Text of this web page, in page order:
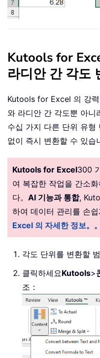
Kutools for
라디안 간 각도
Kutools for Excel 의 강
와 라디안 간 각도뿐 아니
수십 가지 다른 단위 유형
없이 즉시 변환할 수 있습
Kutools for Excel300
여 복잡한 작업을 간소
다。 AI 기능과 통합,
하여 데이터 관리를 손쉽
Excel 의 자세한 정보。。
각도 단위를 변환할
클릭하세요Kutools>
조：